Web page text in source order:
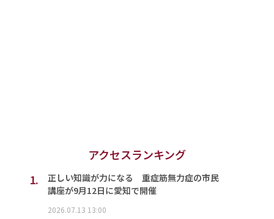
アクセスランキング
1.
正しい知識が力になる 重症筋無力症の市民
講座が9月12日に愛知で開催
2026.07.13 13:00